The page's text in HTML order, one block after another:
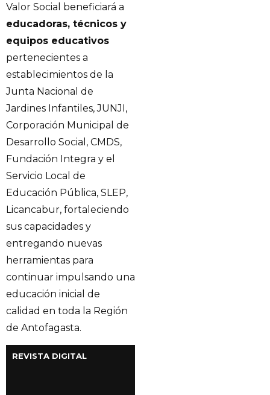
Valor Social beneficiará a
educadoras, técnicos y
equipos educativos
pertenecientes a
establecimientos de la
Junta Nacional de
Jardines Infantiles, JUNJI,
Corporación Municipal de
Desarrollo Social, CMDS,
Fundación Integra y el
Servicio Local de
Educación Pública, SLEP,
Licancabur, fortaleciendo
sus capacidades y
entregando nuevas
herramientas para
continuar impulsando una
educación inicial de
calidad en toda la Región
de Antofagasta.
REVISTA DIGITAL